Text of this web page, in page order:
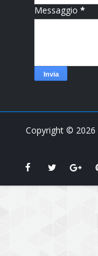
Messaggio*
Copyright © 2026